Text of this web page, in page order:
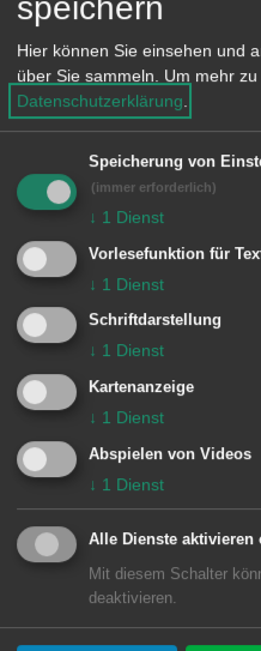
n
nachmittags nicht
um Beachtung.
Unsere Anschrift
Rathaus Aalen
73430
presseamt@aalen.de
Öffnungszeiten
Subwebs
speichern
Hier können Sie einsehen und
über Sie sammeln.
Um mehr
Datenschutzerklärung
Speicherung von
(immer erforderlich)
↓ 1 Dienst
Vorlesefunktion für
↓ 1 Dienst
Schriftdarstellung
↓ 1 Dienst
Kartenanzeige
↓ 1 Dienst
Abspielen von Videos
↓ 1 Dienst
Alle Dienste aktivieren
Mit diesem Schalter
deaktivieren.